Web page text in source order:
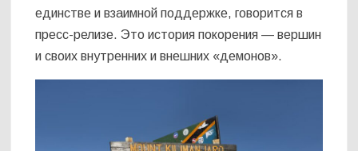
единстве и взаимной поддержке, говорится в
пресс-релизе. Это история покорения — вершин
и своих внутренних и внешних «демонов».